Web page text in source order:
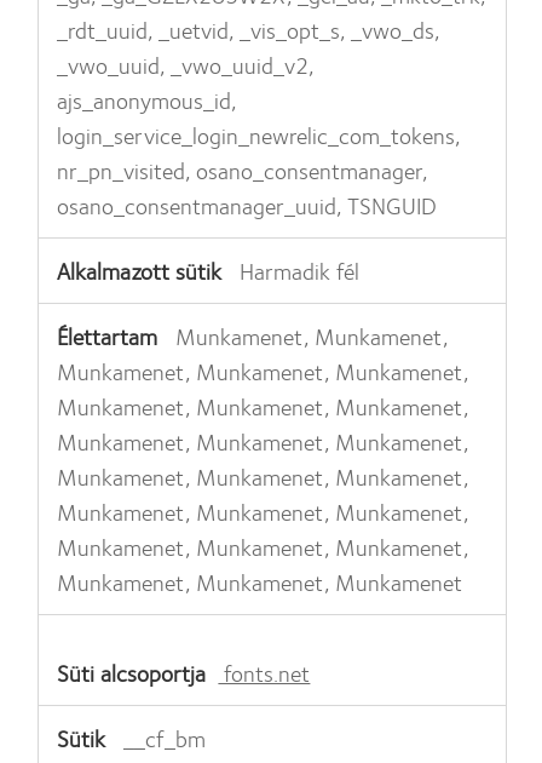
_rdt_uuid, _uetvid, _vis_opt_s, _vwo_ds,
_vwo_uuid, _vwo_uuid_v2,
ajs_anonymous_id,
login_service_login_newrelic_com_tokens,
nr_pn_visited, osano_consentmanager,
osano_consentmanager_uuid, TSNGUID
Harmadik fél
Munkamenet, Munkamenet,
Munkamenet, Munkamenet, Munkamenet,
Munkamenet, Munkamenet, Munkamenet,
Munkamenet, Munkamenet, Munkamenet,
Munkamenet, Munkamenet, Munkamenet,
Munkamenet, Munkamenet, Munkamenet,
Munkamenet, Munkamenet, Munkamenet,
Munkamenet, Munkamenet, Munkamenet
fonts.net
__cf_bm